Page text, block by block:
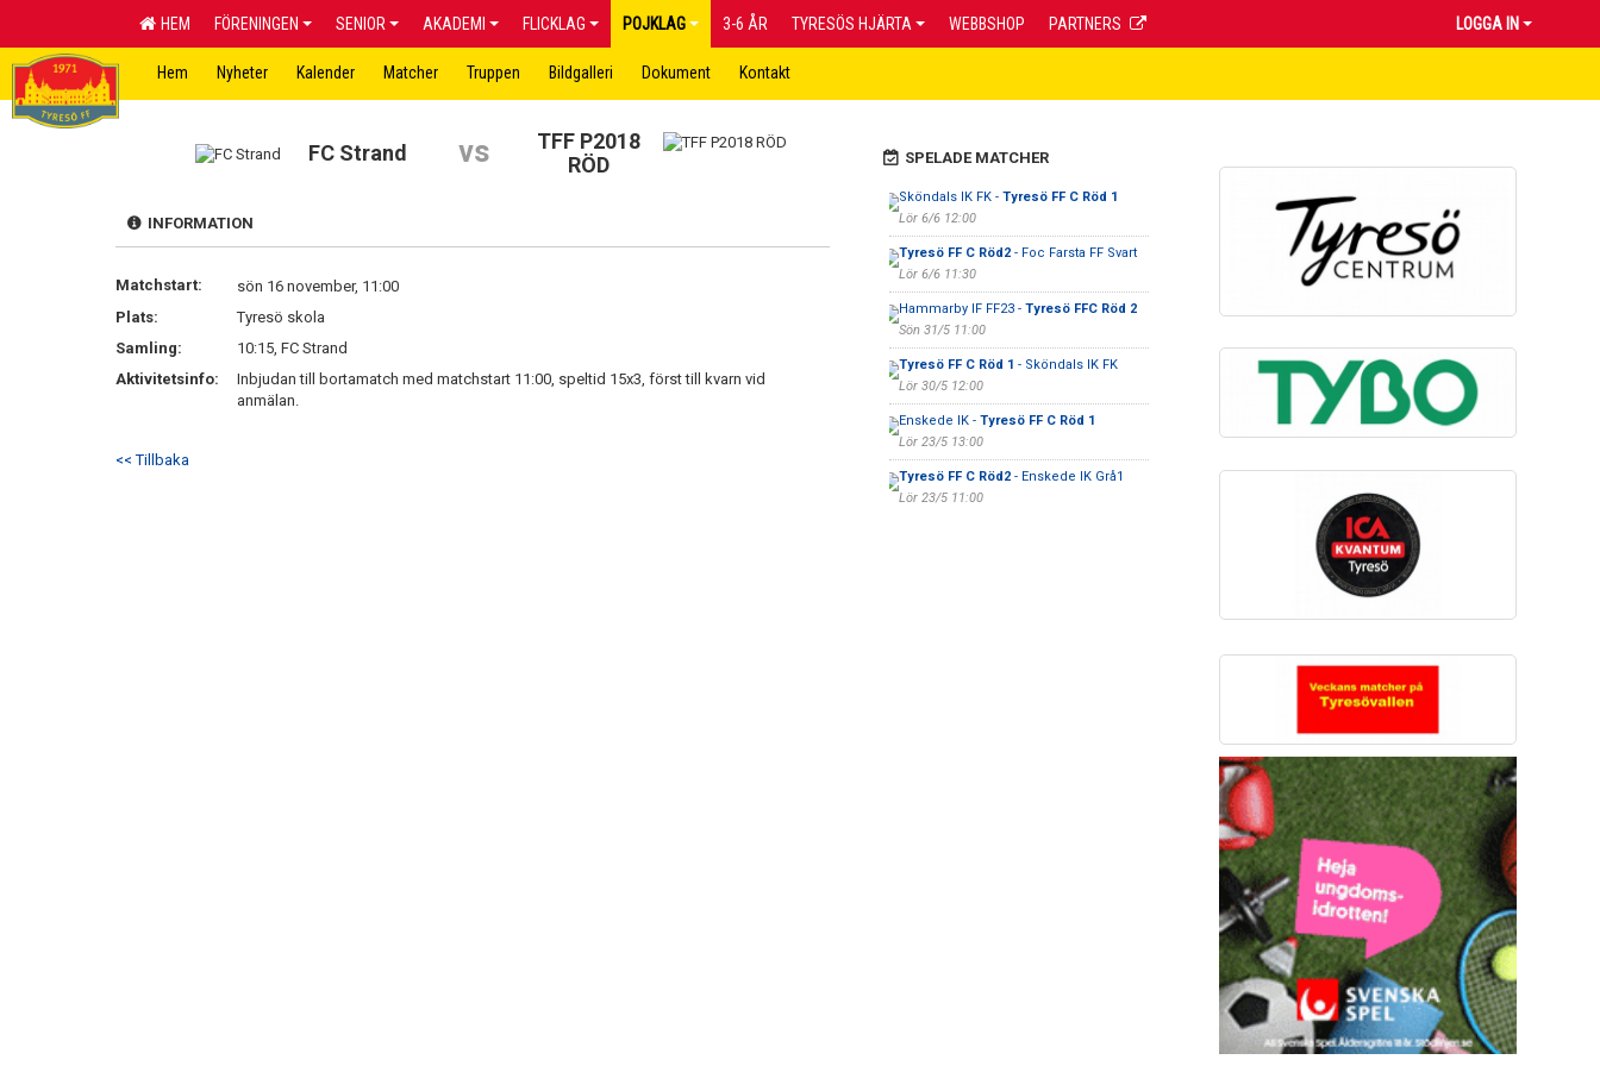
HEM FÖRENINGEN SENIOR AKADEMI FLICKLAG POJKLAG 3-6 ÅR TYRESÖS HJÄRTA WEBBSHOP PARTNERS LOGGA IN
Hem Nyheter Kalender Matcher Truppen Bildgalleri Dokument Kontakt
FC Strand vs
TFF P2018
RÖD
INFORMATION
Matchstart:
sön 16 november, 11:00
Plats:
Tyresö skola
Samling:
10:15, FC Strand
Aktivitetsinfo:
Inbjudan till bortamatch med matchstart 11:00, speltid 15x3, först till kvarn vid
anmälan.
<< Tillbaka
SPELADE MATCHER
Sköndals IK FK - Tyresö FF C Röd 1
Lör 6/6 12:00
Tyresö FF C Röd2- Foc Farsta FF Svart
Lör 6/6 11:30
Hammarby IF FF23 - Tyresö FFC Röd 2
Sön 31/5 11:00
Tyresö FF C Röd 1 - Sköndals IK FK
Lör 30/5 12:00
Enskede IK - Tyresö FF C Röd 1
Lör 23/5 13:00
Tyresö FF C Röd2- Enskede IK Grå1
Lör 23/5 11:00